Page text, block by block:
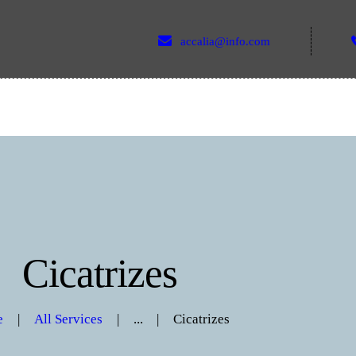
accalia@info.com
Cicatrizes
All Services ... Cicatrizes